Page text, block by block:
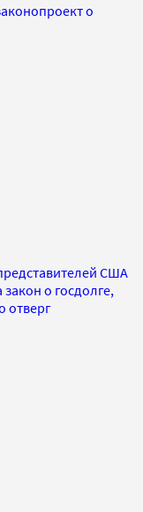
о
США
о госдолге,
отверг